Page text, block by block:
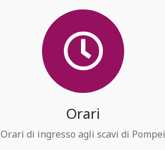
Orari
Orari di ingresso agli scavi di Pompei